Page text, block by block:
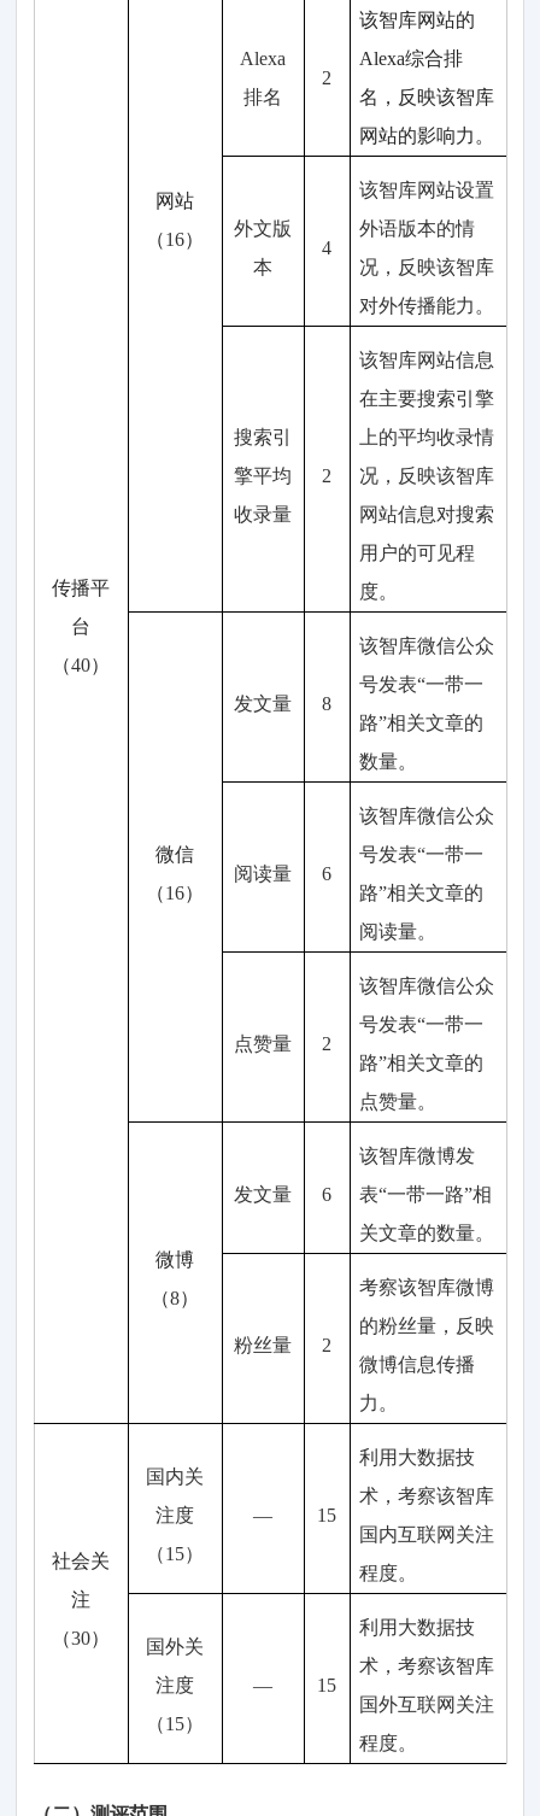
传播平
台
（40）
网站
（16）
Alexa
排名
2
该智库网站的
Alexa综合排
名， 反映该智库
网站的影响力。
外文版
本
4
该智库网站设置
外语版本的情
况，反映该智库
对外传播能力。
搜索引
擎平均
收录量
2
该智库网站信息
在主要搜索引擎
上的平均收录情
况，反映该智库
网站信息对搜索
用户的可见程
度。
微信
（16）
发文量 8
该智库微信公众
号发表“一带一
路”相关文章的
数量。
阅读量 6
该智库微信公众
号发表“一带一
路”相关文章的
阅读量。
点赞量 2
该智库微信公众
号发表“一带一
路”相关文章的
点赞量。
微博
（8）
发文量 6
该智库微博发
表“一带一路”相
关文章的数量。
粉丝量 2
考察该智库微博
的粉丝量， 反映
微博信息传播
力。
社会关
注
（30）
国内关
注度
（15）
— 15
利用 大数据技
术， 考察该智库
国内互联网关注
程度。
国外关
注度
（15）
— 15
利用 大数据技
术， 考察该智库
国外互联网 关注
程度。